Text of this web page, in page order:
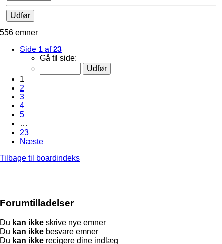
556 emner
Side 1 af23
Gå til side:
1
2
3
4
5
…
23
Næste
Tilbage til boardindeks
Forumtilladelser
Du kan ikke skrive nye emner
Du kan ikke besvare emner
Du kan ikke redigere dine indlæg